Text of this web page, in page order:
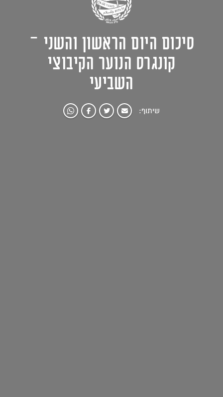
סיכום היום הראשון והשני –
קונגרס הנוער הקיבוצי
השביעי
שיתוף: